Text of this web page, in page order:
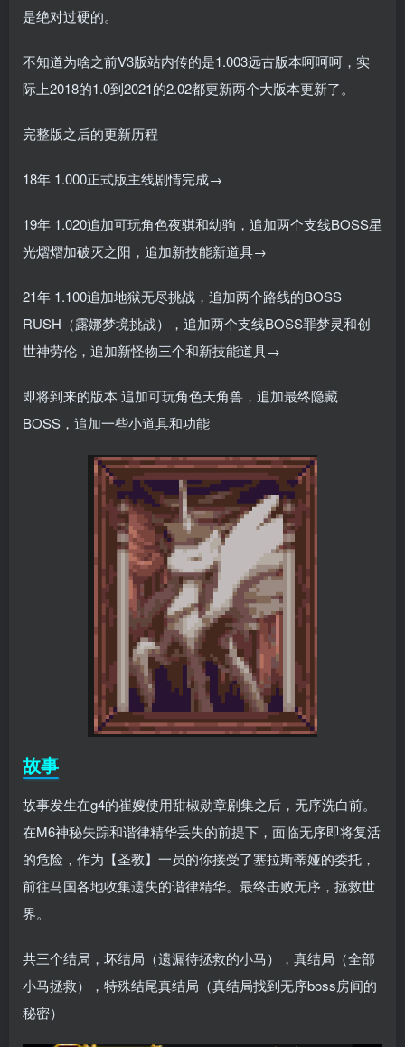
是绝对过硬的。
不知道为啥之前V3版站内传的是1.003远古版本呵呵呵，实
际上2018的1.0到2021的2.02都更新两个大版本更新了。
完整版之后的更新历程
18年 1.000正式版主线剧情完成→
19年 1.020追加可玩角色夜骐和幼驹，追加两个支线BOSS星
光熠熠加破灭之阳，追加新技能新道具→
21年 1.100追加地狱无尽挑战，追加两个路线的BOSS
RUSH（露娜梦境挑战），追加两个支线BOSS罪梦灵和创
世神劳伦，追加新怪物三个和新技能道具→
即将到来的版本 追加可玩角色天角兽，追加最终隐藏
BOSS，追加一些小道具和功能
故事
故事发生在g4的崔嫂使用甜椒勋章剧集之后，无序洗白前。
在M6神秘失踪和谐律精华丢失的前提下，面临无序即将复活
的危险，作为【圣教】一员的你接受了塞拉斯蒂娅的委托，
前往马国各地收集遗失的谐律精华。最终击败无序，拯救世
界。
共三个结局，坏结局（遗漏待拯救的小马），真结局（全部
小马拯救），特殊结尾真结局（真结局找到无序boss房间的
秘密）